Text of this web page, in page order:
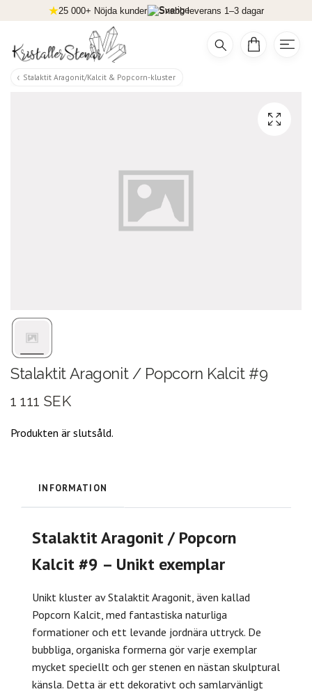
25 000+ Nöjda kunder Snabb leverans 1–3 dagar
Stalaktit Aragonit/Kalcit & Popcorn-kluster
Stalaktit Aragonit / Popcorn Kalcit #9
1 111 SEK
Produkten är slutsåld.
INFORMATION
Stalaktit Aragonit / Popcorn
Kalcit #9 – Unikt exemplar
Unikt kluster av Stalaktit Aragonit, även kallad
Popcorn Kalcit, med fantastiska naturliga
formationer och ett levande jordnära uttryck. De
bubbliga, organiska formerna gör varje exemplar
mycket speciellt och ger stenen en nästan skulptural
känsla. Detta är ett dekorativt och samlarvänligt